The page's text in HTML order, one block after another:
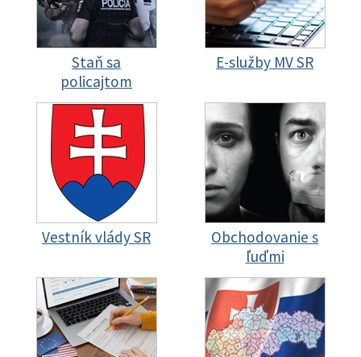
Staň sa
policajtom
E-služby MV SR
Vestník vlády SR
Obchodovanie s
ľuďmi